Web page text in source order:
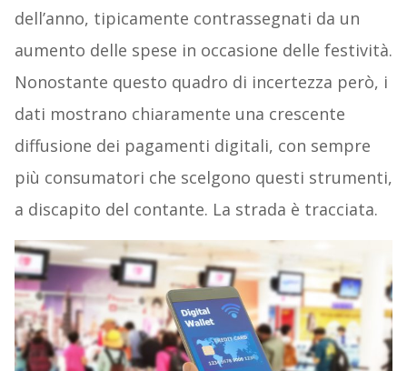
dell’anno, tipicamente contrassegnati da un
aumento delle spese in occasione delle festività.
Nonostante questo quadro di incertezza però, i
dati mostrano chiaramente una crescente
diffusione dei pagamenti digitali, con sempre
più consumatori che scelgono questi strumenti,
a discapito del contante. La strada è tracciata.